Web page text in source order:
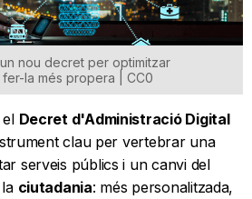
nou decret per optimitzar
la més propera | CC0
Decret d'Administració Digital
clau per vertebrar una
serveis públics i un canvi del
ciutadania: més personalitzada,